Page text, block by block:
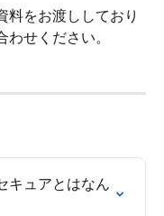
料をお渡ししており
せください。
キュアとはなん